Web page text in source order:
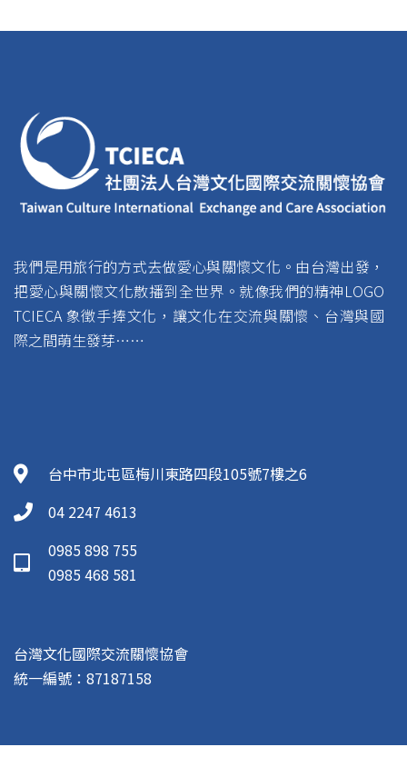
我們是用旅行的方式去做愛心與關懷文化。由台灣出發，
把愛心與關懷文化散播到全世界。就像我們的精神LOGO
TCIECA 象徵手捧文化，讓文化在交流與關懷、台灣與國
際之間萌生發芽……
台中市北屯區梅川東路四段105號7樓之6
04 2247 4613
0985 898 755
0985 468 581
台灣文化國際交流關懷協會
統一編號：87187158